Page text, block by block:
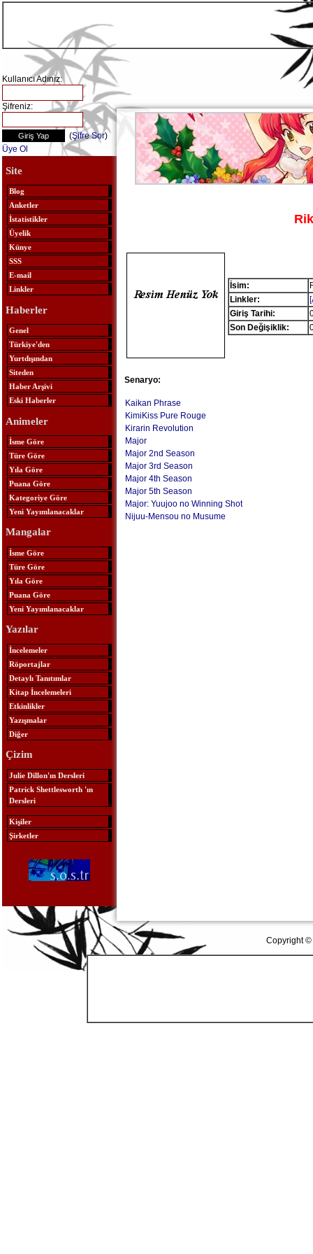
Kullanıcı Adınız:
Şifreniz:
(Şifre Sor)
Üye Ol
Site
Blog
Anketler
İstatistikler
Üyelik
Künye
SSS
E-mail
Linkler
Haberler
Genel
Türkiye'den
Yurtdışından
Siteden
Haber Arşivi
Eski Haberler
Animeler
İsme Göre
Türe Göre
Yıla Göre
Puana Göre
Kategoriye Göre
Yeni Yayımlanacaklar
Mangalar
İsme Göre
Türe Göre
Yıla Göre
Puana Göre
Yeni Yayımlanacaklar
Yazılar
İncelemeler
Röportajlar
Detaylı Tanıtımlar
Kitap İncelemeleri
Etkinlikler
Yazışmalar
Diğer
Çizim
Julie Dillon'ın Dersleri
Patrick Shettlesworth 'ın
Dersleri
Kişiler
Şirketler
İsim:
Linkler:
Giriş Tarihi:
Son Değişiklik:
Senaryo:
Kaikan Phrase
KimiKiss Pure Rouge
Kirarin Revolution
Major
Major 2nd Season
Major 3rd Season
Major 4th Season
Major 5th Season
Major: Yuujoo no Winning Shot
Nijuu-Mensou no Musume
Copyright ©